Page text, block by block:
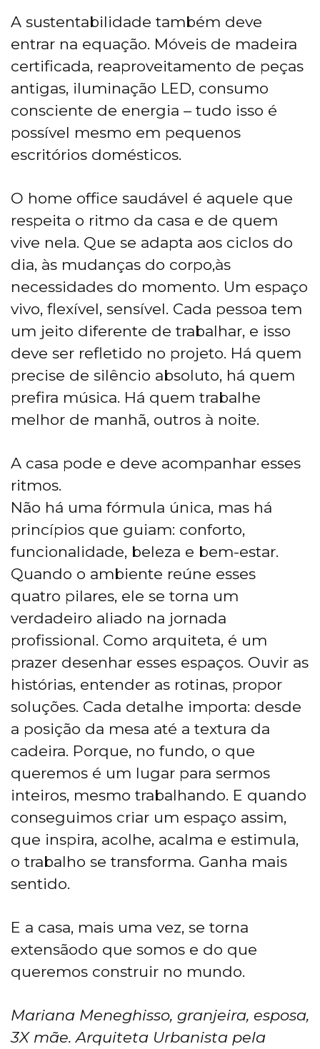
A sustentabilidade também deve
entrar na equação. Móveis de madeira
certificada, reaproveitamento de peças
antigas, iluminação LED, consumo
consciente de energia – tudo isso é
possível mesmo em pequenos
escritórios domésticos.
O home office saudável é aquele que
respeita o ritmo da casa e de quem
vive nela. Que se adapta aos ciclos do
dia, às mudanças do corpo,às
necessidades do momento. Um espaço
vivo, flexível, sensível. Cada pessoa tem
um jeito diferente de trabalhar, e isso
deve ser refletido no projeto. Há quem
precise de silêncio absoluto, há quem
prefira música. Há quem trabalhe
melhor de manhã, outros à noite.
A casa pode e deve acompanhar esses
ritmos.
Não há uma fórmula única, mas há
princípios que guiam: conforto,
funcionalidade, beleza e bem-estar.
Quando o ambiente reúne esses
quatro pilares, ele se torna um
verdadeiro aliado na jornada
profissional. Como arquiteta, é um
prazer desenhar esses espaços. Ouvir as
histórias, entender as rotinas, propor
soluções. Cada detalhe importa: desde
a posição da mesa até a textura da
cadeira. Porque, no fundo, o que
queremos é um lugar para sermos
inteiros, mesmo trabalhando. E quando
conseguimos criar um espaço assim,
que inspira, acolhe, acalma e estimula,
o trabalho se transforma. Ganha mais
sentido.
E a casa, mais uma vez, se torna
extensãodo que somos e do que
queremos construir no mundo.
Mariana Meneghisso, granjeira, esposa,
3X mãe. Arquiteta Urbanista pela